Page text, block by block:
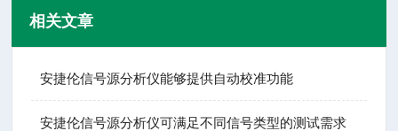
相关文章
安捷伦信号源分析仪能够提供自动校准功能
安捷伦信号源分析仪可满足不同信号类型的测试需求